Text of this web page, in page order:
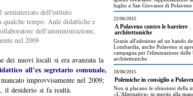
seminterrato dell'istituto
tempo. Aule didattiche e
dell'amministrazione,
nel 2009
dei nuovi locali si era avanzata la
all’ex segretario comunale,
improvvisamente nel 2009;
il desiderio si fa realtà.
luglio a San Giovanni di Polaveno
22/06/2015
A Polaveno contro le barriere
architettoniche
Grazie all'adesione ad un bando
Lombardia, anche Polaveno si
campagna per l'eliminazione delle
architettoniche
18/06/2015
Polemiche in consiglio a
Non si placano le obiezioni della
«L'Alternativa» in merito alla